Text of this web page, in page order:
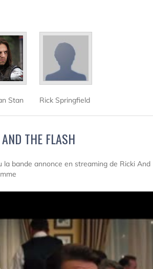
Stan Rick Springfield
THE FLASH
bande annonce en streaming de Ricki And